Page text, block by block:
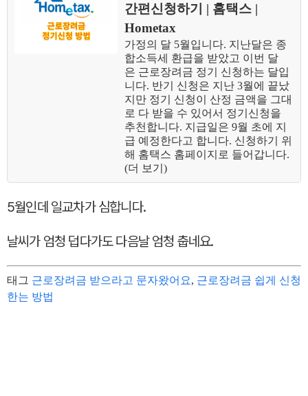
간편신청하기 | 홈택스 |
Hometax
가정의 달 5월입니다. 지난달은 종
합소득세 환급을 받았고 이번 달
은 근로장려금 정기 신청하는 달입
니다. 반기 신청은 지난 3월에 끝났
지만 정기 신청이 산정 금액을 그대
로 다 받을 수 있어서 정기신청을
추천합니다. 지급일은 9월 초에 지
급 예정한다고 합니다. 신청하기 위
해 홈택스 홈페이지로 들어갑니다.
(더 보기)
5월인데 일교차가 심합니다.
날씨가 엄청 덥다가도 다음날 엄청 춥네요.
태그 근로장려금 받으라고 문자왔어요, 근로장려금 쉽게 신청
한는 방법